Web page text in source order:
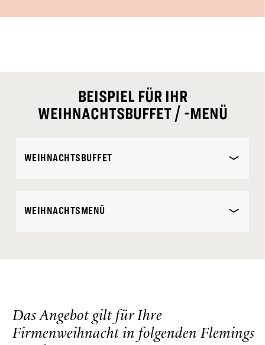
BEISPIEL FÜR IHR
WEIHNACHTSBUFFET / -MENÜ
WEIHNACHTSBUFFET
WEIHNACHTSMENÜ
Das Angebot gilt für Ihre
Firmenweihnacht in folgenden Flemings